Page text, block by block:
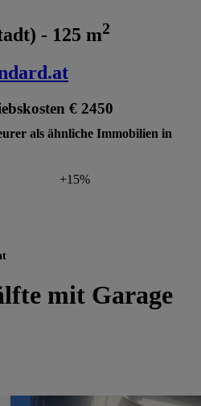
- 125 m2
€ 2450
als ähnliche Immobilien in
+15%
mit Garage